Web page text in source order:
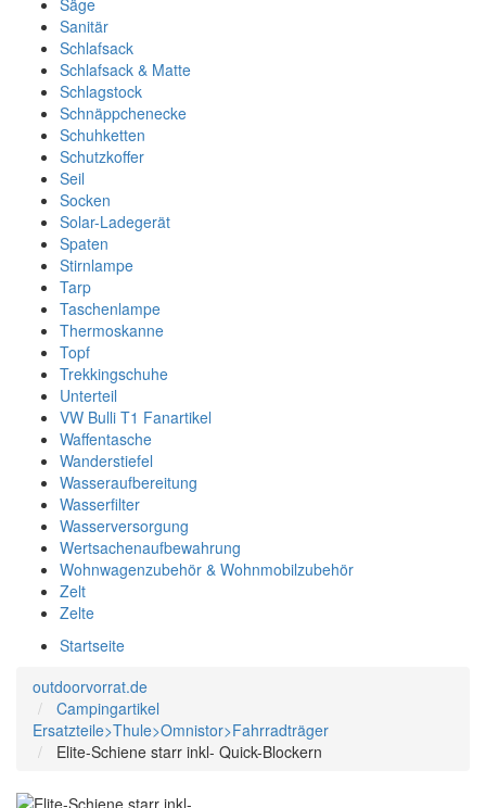
Säge
Sanitär
Schlafsack
Schlafsack & Matte
Schlagstock
Schnäppchenecke
Schuhketten
Schutzkoffer
Seil
Socken
Solar-Ladegerät
Spaten
Stirnlampe
Tarp
Taschenlampe
Thermoskanne
Topf
Trekkingschuhe
Unterteil
VW Bulli T1 Fanartikel
Waffentasche
Wanderstiefel
Wasseraufbereitung
Wasserfilter
Wasserversorgung
Wertsachenaufbewahrung
Wohnwagenzubehör & Wohnmobilzubehör
Zelt
Zelte
Startseite
outdoorvorrat.de
Campingartikel
Ersatzteile>Thule>Omnistor>Fahrradträger
Elite-Schiene starr inkl- Quick-Blockern